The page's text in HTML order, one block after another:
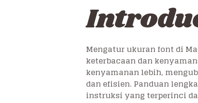
Mengatur ukuran font di
keterbacaan dan
kenyamanan lebih,
dan efisien. Panduan
instruksi yang terperinci